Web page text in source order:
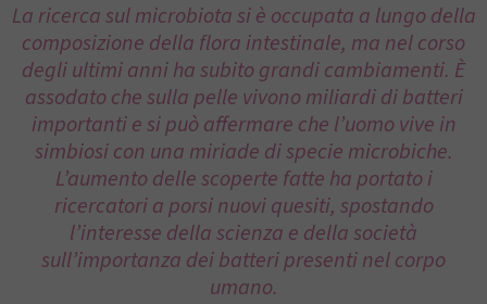
La ricerca sul microbiota si è occupata a lungo della
composizione della flora intestinale, ma nel corso
degli ultimi anni ha subito grandi cambiamenti. È
assodato che sulla pelle vivono miliardi di batteri
importanti e si può affermare che l’uomo vive in
simbiosi con una miriade di specie microbiche.
L’aumento delle scoperte fatte ha portato i
ricercatori a porsi nuovi quesiti, spostando
l’interesse della scienza e della società
sull’importanza dei batteri presenti nel corpo
umano.